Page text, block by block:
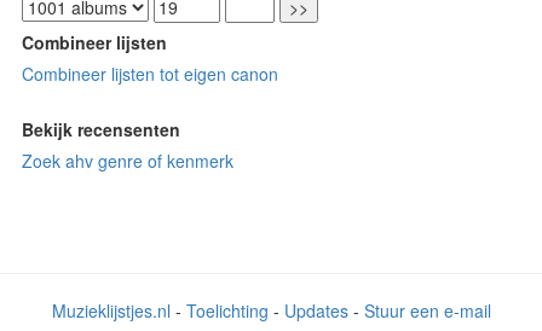
Combineer lijsten
Combineer lijsten tot eigen canon
Bekijk recensenten
Zoek ahv genre of kenmerk
Muzieklijstjes.nl - Toelichting - Updates- Stuur een e-mail